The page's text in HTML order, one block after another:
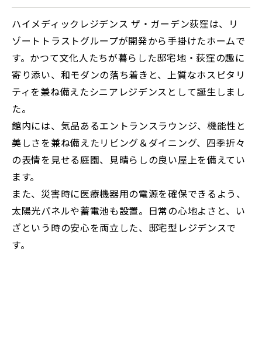
ハイメディックレジデンス ザ・ガーデン荻窪は、リ
ゾートトラストグループが開発から手掛けたホームで
す。かつて文化人たちが暮らした邸宅地・荻窪の趣に
寄り添い、和モダンの落ち着きと、上質なホスピタリ
ティを兼ね備えたシニアレジデンスとして誕生しまし
た。
館内には、気品あるエントランスラウンジ、機能性と
美しさを兼ね備えたリビング＆ダイニング、四季折々
の表情を見せる庭園、見晴らしの良い屋上を備えてい
ます。
また、災害時に医療機器用の電源を確保できるよう、
太陽光パネルや蓄電池も設置。日常の心地よさと、い
ざという時の安心を両立した、邸宅型レジデンスで
す。